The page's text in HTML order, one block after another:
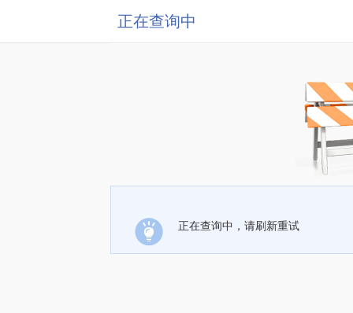
正在查询中
正在查询中，请刷新重试